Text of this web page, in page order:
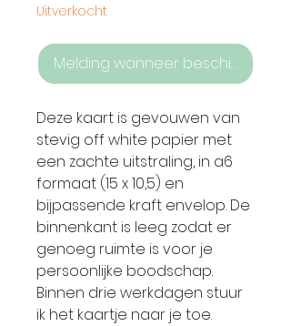
Uitverkocht
Melding wanneer beschikbaar
Deze kaart is gevouwen van
stevig off white papier met
een zachte uitstraling, in a6
formaat (15 x 10,5) en
bijpassende kraft envelop. De
binnenkant is leeg zodat er
genoeg ruimte is voor je
persoonlijke boodschap.
Binnen drie werkdagen stuur
ik het kaartje naar je toe.